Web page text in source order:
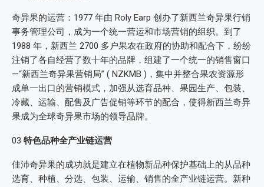
奇异果的运营：1977 年由 Roly Earp 创办了新西兰奇异果行销
事务管理公司，成为一个统一营运和市场营销的组织。到了
1988 年，新西兰 2700 多户果农在政府的协助和配合下，纷纷
注销了各自经营了数十年的品牌，组建了一个统一的销售窗口
—“新西兰奇异果营销局” ( NZKMB )，集中并整合果农资源形
成单一出口的营销模式，加强从选育品种、果园生产、包装、
冷藏、运输、配售及广告促销等环节的配合，使得新西兰奇异
果成为全球奇异果市场的领导品牌。
03 特色品种全产业链运营
佳沛奇异果的成功就是建立在植物新品种保护基础上的从品种
选育、种植、分选、包装、运输、销售的全产业链运营。新种